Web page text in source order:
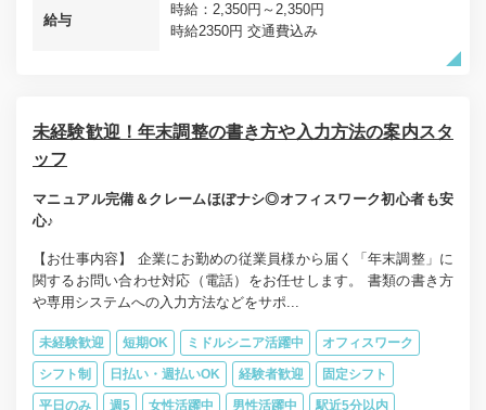
給与
時給：2,350円～2,350円
時給2350円 交通費込み
未経験歓迎！年末調整の書き方や入力方法の案内スタ
ッフ
マニュアル完備＆クレームほぼナシ◎オフィスワーク初心者も安
心♪
【お仕事内容】 企業にお勤めの従業員様から届く「年末調整」に
関するお問い合わせ対応（電話）をお任せします。 書類の書き方
や専用システムへの入力方法などをサポ...
未経験歓迎 短期OK ミドルシニア活躍中 オフィスワーク
シフト制 日払い・週払いOK 経験者歓迎 固定シフト
平日のみ 週5 女性活躍中 男性活躍中 駅近5分以内